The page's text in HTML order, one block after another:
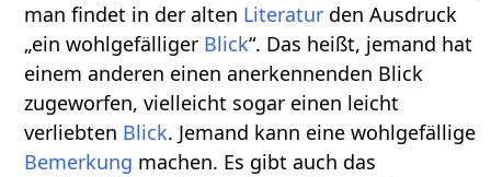
man findet in der alten Literatur den Ausdruck
„ein wohlgefälliger Blick“. Das heißt, jemand hat
einem anderen einen anerkennenden Blick
zugeworfen, vielleicht sogar einen leicht
verliebten Blick. Jemand kann eine wohlgefällige
Bemerkung machen. Es gibt auch das